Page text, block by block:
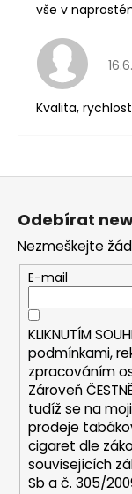
vše v
Kvalita, rychlost
Odebírat
Nezmeškejte
E-mail
KLIKNUTÍM
podmínkami,
zpracováním
Zároveň
tudíž se na
prodeje
cigaret dle
souvisejících
Sb a č. 305/